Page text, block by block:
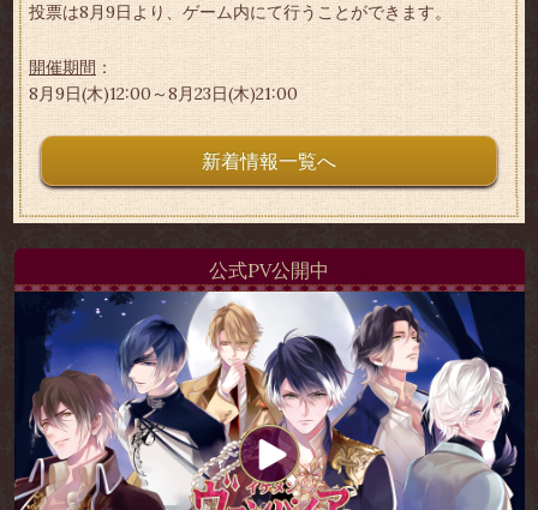
投票は8月9日より、ゲーム内にて行うことができます。
開催期間 ：
8月9日(木)12:00～8月23日(木)21:00
新着情報一覧へ
公式PV公開中